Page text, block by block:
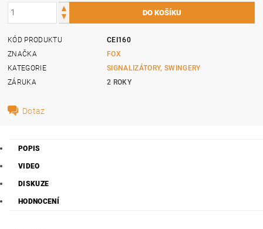
KÓD PRODUKTU
CEI160
ZNAČKA
FOX
KATEGORIE
SIGNALIZÁTORY, SWINGERY
ZÁRUKA
2 ROKY
Dotaz
POPIS
VIDEO
DISKUZE
HODNOCENÍ